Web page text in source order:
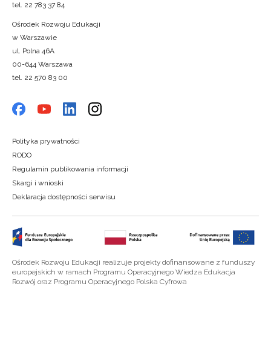
tel. 22 783 37 84
Ośrodek Rozwoju Edukacji
w Warszawie
ul. Polna 46A
00-644 Warszawa
tel. 22 570 83 00
Polityka prywatności
RODO
Regulamin publikowania informacji
Skargi i wnioski
Deklaracja dostępności serwisu
Ośrodek Rozwoju Edukacji realizuje projekty dofinansowane z funduszy
europejskich w ramach Programu Operacyjnego Wiedza Edukacja
Rozwój oraz Programu Operacyjnego Polska Cyfrowa